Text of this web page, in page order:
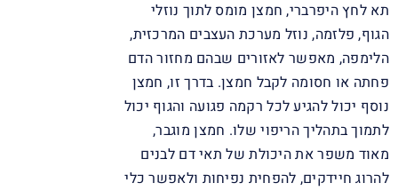
תא לחץ היפרברי, חמצן מומס לתוך נוזלי
הגוף, פלזמה, נוזל מערכת העצבים המרכזית,
הלימפה, מאפשר לאזורים שבהם מחזור הדם
פחתה או חסומה לקבל חמצן. בדרך זו, חמצן
נוסף יכול להגיע לכל רקמה פגועה והגוף יכול
לתמוך בתהליך הריפוי שלו. חמצן מוגבר,
מאוד משפר את היכולת של תאי דם לבנים
להרוג חיידקים, להפחית נפיחות ולאפשר כלי